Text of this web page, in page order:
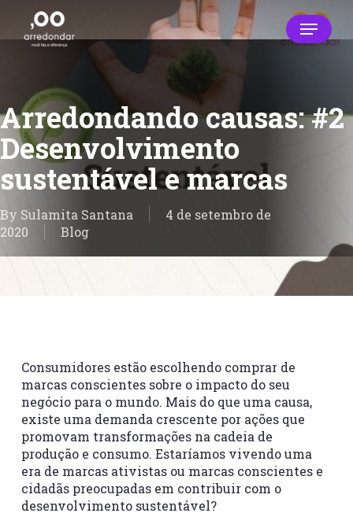
main
Menu
Arredondando causas: #2
Desenvolvimento
sustentável e marcas
By Sulamita Santana
4 de setembro de
2020
Blog
Consumidores estão escolhendo comprar de
marcas conscientes sobre o impacto do seu
negócio para o mundo. Mais do que uma causa,
existe uma demanda crescente por ações que
promovam transformações na cadeia de
produção e consumo. Estaríamos vivendo uma
era de marcas ativistas ou marcas conscientes e
cidadãs preocupadas em contribuir com o
desenvolvimento sustentável?
Close